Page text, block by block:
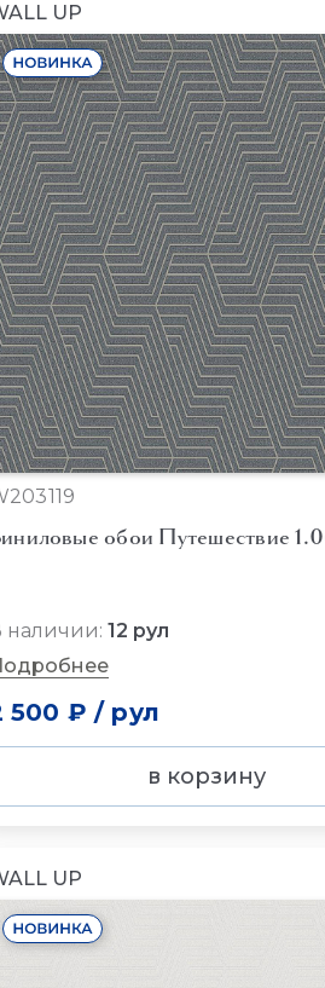
UP
обои Путешествие
наличии: 12 рул
500 ₽ / рул
в корзину
UP